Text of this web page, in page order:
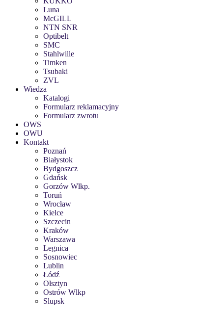
Luna
McGILL
NTN SNR
Optibelt
SMC
Stahlwille
Timken
Tsubaki
ZVL
Wiedza
Katalogi
Formularz reklamacyjny
Formularz zwrotu
OWS
OWU
Kontakt
Poznań
Białystok
Bydgoszcz
Gdańsk
Gorzów Wlkp.
Toruń
Wrocław
Kielce
Szczecin
Kraków
Warszawa
Legnica
Sosnowiec
Lublin
Łódź
Olsztyn
Ostrów Wlkp
Slupsk